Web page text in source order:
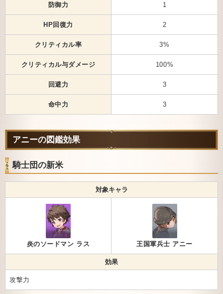
防御力 1
HP回復力 2
クリティカル率 3%
クリティカル与ダメージ 100%
回避力 3
命中力 3
アニーの図鑑効果
騎士団の新米
対象キャラ
炎のソードマン ラス 王国軍兵士 アニー
効果
攻撃力